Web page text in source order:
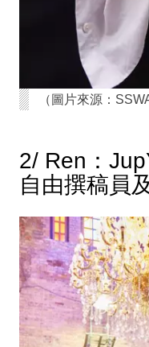
（圖片來源：
2/ Ren：
自由撰稿員